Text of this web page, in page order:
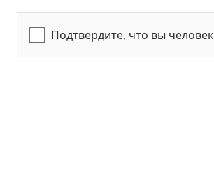
Подтвердите, что вы человек